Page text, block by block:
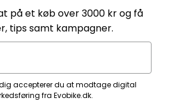
på et køb over 3000 kr og få
tips samt kampagner.
accepterer du at modtage digital
fra Evobike.dk.